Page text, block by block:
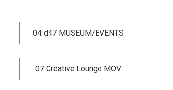
04 d47 MUSEUM/EVENTS
07 Creative Lounge MOV